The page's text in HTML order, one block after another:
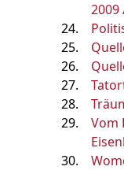
2009
Vom